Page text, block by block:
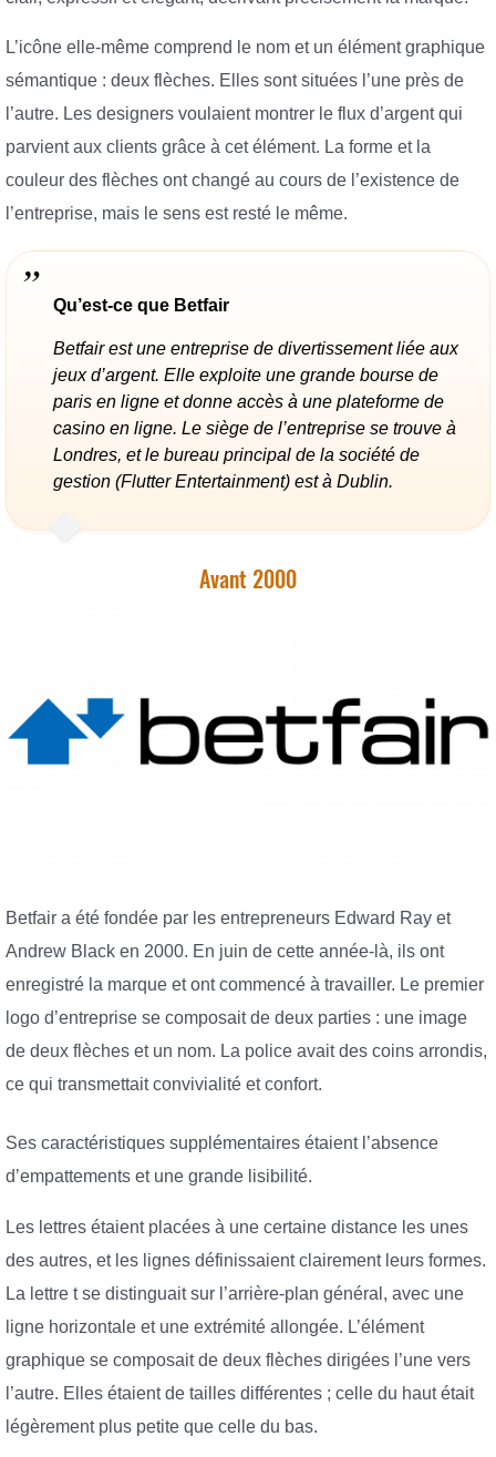
L’icône elle-même comprend le nom et un élément graphique
sémantique : deux flèches. Elles sont situées l’une près de
l’autre. Les designers voulaient montrer le flux d’argent qui
parvient aux clients grâce à cet élément. La forme et la
couleur des flèches ont changé au cours de l’existence de
l’entreprise, mais le sens est resté le même.
Qu’est-ce que Betfair
Betfair est une entreprise de divertissement liée aux
jeux d’argent. Elle exploite une grande bourse de
paris en ligne et donne accès à une plateforme de
casino en ligne. Le siège de l’entreprise se trouve à
Londres, et le bureau principal de la société de
gestion (Flutter Entertainment) est à Dublin.
Avant 2000
Betfair a été fondée par les entrepreneurs Edward Ray et
Andrew Black en 2000. En juin de cette année-là, ils ont
enregistré la marque et ont commencé à travailler. Le premier
logo d’entreprise se composait de deux parties : une image
de deux flèches et un nom. La police avait des coins arrondis,
ce qui transmettait convivialité et confort.
Ses caractéristiques supplémentaires étaient l’absence
d’empattements et une grande lisibilité.
Les lettres étaient placées à une certaine distance les unes
des autres, et les lignes définissaient clairement leurs formes.
La lettre t se distinguait sur l’arrière-plan général, avec une
ligne horizontale et une extrémité allongée. L’élément
graphique se composait de deux flèches dirigées l’une vers
l’autre. Elles étaient de tailles différentes ; celle du haut était
légèrement plus petite que celle du bas.